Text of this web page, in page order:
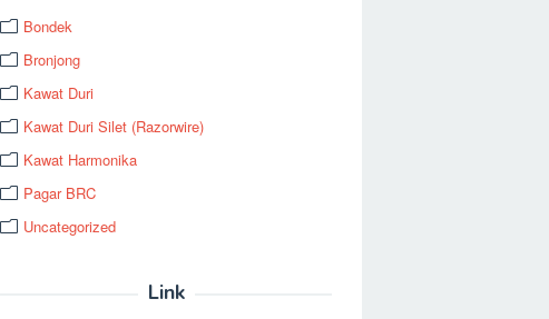
Bondek
Bronjong
Kawat Duri
Kawat Duri Silet (Razorwire)
Kawat Harmonika
Pagar BRC
Uncategorized
Link